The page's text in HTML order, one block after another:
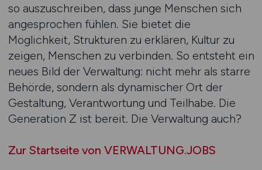
so auszuschreiben, dass junge Menschen sich
angesprochen fühlen. Sie bietet die
Möglichkeit, Strukturen zu erklären, Kultur zu
zeigen, Menschen zu verbinden. So entsteht ein
neues Bild der Verwaltung: nicht mehr als starre
Behörde, sondern als dynamischer Ort der
Gestaltung, Verantwortung und Teilhabe. Die
Generation Z ist bereit. Die Verwaltung auch?
Zur Startseite von VERWALTUNG.JOBS